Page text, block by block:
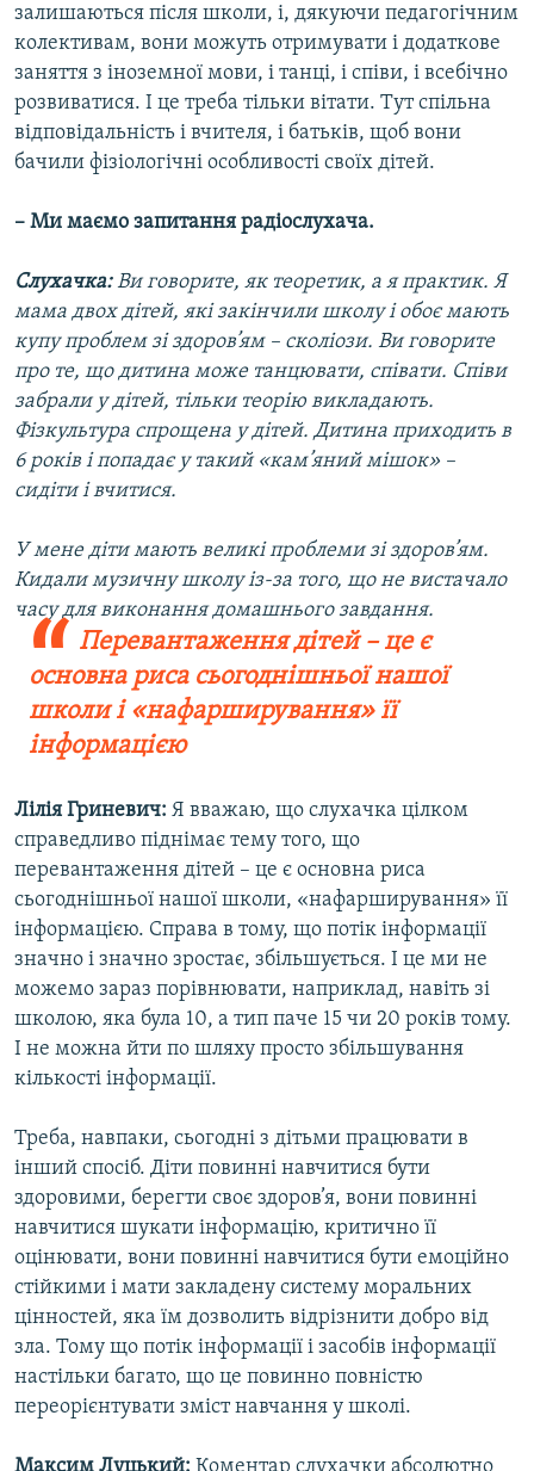
залишаються після школи, і, дякуючи педагогічним
колективам, вони можуть отримувати і додаткове
заняття з іноземної мови, і танці, і співи, і всебічно
розвиватися. І це треба тільки вітати. Тут спільна
відповідальність і вчителя, і батьків, щоб вони
бачили фізіологічні особливості своїх дітей.
– Ми маємо запитання радіослухача.
Слухачка:Ви говорите, як теоретик, а я практик. Я
мама двох дітей, які закінчили школу і обоє мають
купу проблем зі здоров’ям – сколіози. Ви говорите
про те, що дитина може танцювати, співати. Співи
забрали у дітей, тільки теорію викладають.
Фізкультура спрощена у дітей. Дитина приходить в
6 років і попадає у такий «кам’яний мішок» –
сидіти і вчитися.
У мене діти мають великі проблеми зі здоров’ям.
Кидали музичну школу із-за того, що не вистачало
часу для виконання домашнього завдання.
Перевантаження дітей – це є
основна риса сьогоднішньої нашої
школи і «нафарширування» її
інформацією
Лілія Гриневич: Я вважаю, що слухачка цілком
справедливо піднімає тему того, що
перевантаження дітей – це є основна риса
сьогоднішньої нашої школи, «нафарширування» її
інформацією. Справа в тому, що потік інформації
значно і значно зростає, збільшується. І це ми не
можемо зараз порівнювати, наприклад, навіть зі
школою, яка була 10, а тип паче 15 чи 20 років тому.
І не можна йти по шляху просто збільшування
кількості інформації.
Треба, навпаки, сьогодні з дітьми працювати в
інший спосіб. Діти повинні навчитися бути
здоровими, берегти своє здоров’я, вони повинні
навчитися шукати інформацію, критично її
оцінювати, вони повинні навчитися бути емоційно
стійкими і мати закладену систему моральних
цінностей, яка їм дозволить відрізнити добро від
зла. Тому що потік інформації і засобів інформації
настільки багато, що це повинно повністю
переорієнтувати зміст навчання у школі.
Максим Луцький: Коментар слухачки абсолютно